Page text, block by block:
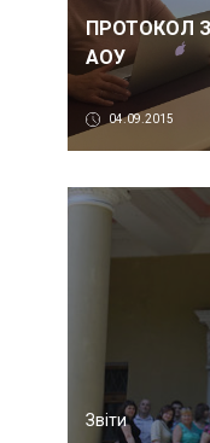
ПРОТОКОЛ
АОУ
04.09.2015
Звіти